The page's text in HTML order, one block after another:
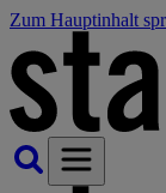
Zum Hauptinhalt